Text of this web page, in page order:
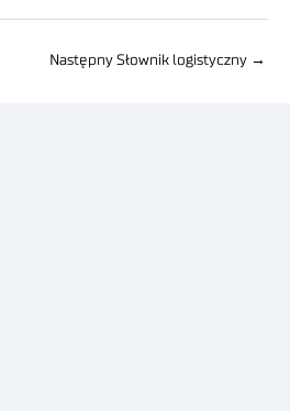
Następny Słownik logistyczny →